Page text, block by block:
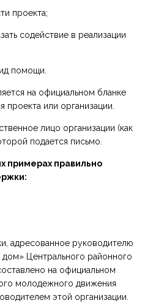
проекта;
содействие в реализации
помощи.
на официальном бланке
проекта или организации.
лицо организации (как
подается письмо.
примерах правильно
адресованное руководителю
Центрального районного
на официальном
молодежного движения
этой организации.